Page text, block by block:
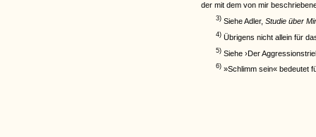
der mit dem von mir
3) Siehe Adler, Studie über
4) Übrigens nicht allein für
5) Siehe ›Der
6) »Schlimm sein« bedeutet